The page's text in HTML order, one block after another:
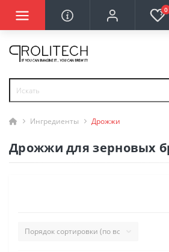
0
Ингредиенты Дрожжи
Дрожжи для зерновых